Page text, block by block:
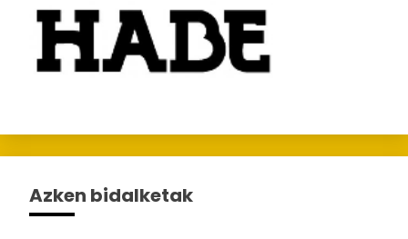
Azken bidalketak